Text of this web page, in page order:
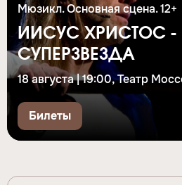
Мюзикл. Основная сцена. 12+
ИИСУС ХРИСТОС -
СУПЕРЗВЕЗДА
18 августа | 19:00, Театр
Билеты